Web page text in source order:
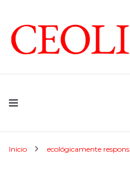
Inicio ecológicamente